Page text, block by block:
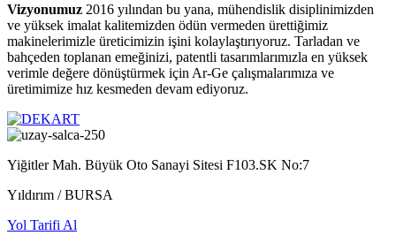
Vizyonumuz 2016 yılından bu yana, mühendislik disiplinimizden
ve yüksek imalat kalitemizden ödün vermeden ürettiğimiz
makinelerimizle üreticimizin işini kolaylaştırıyoruz. Tarladan ve
bahçeden toplanan emeğinizi, patentli tasarımlarımızla en yüksek
verimle değere dönüştürmek için Ar-Ge çalışmalarımıza ve
üretimimize hız kesmeden devam ediyoruz.
Yiğitler Mah. Büyük Oto Sanayi Sitesi F103.SK No:7
Yıldırım / BURSA
Yol Tarifi Al